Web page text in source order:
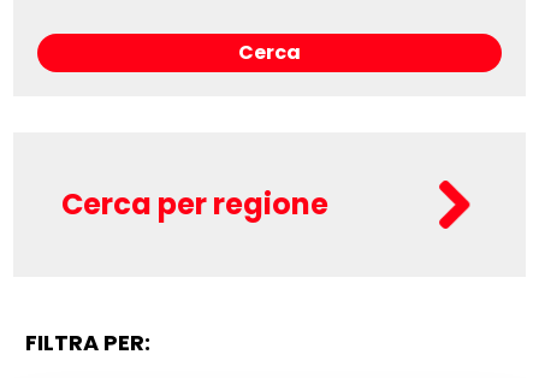
Cerca per regione
FILTRA PER: